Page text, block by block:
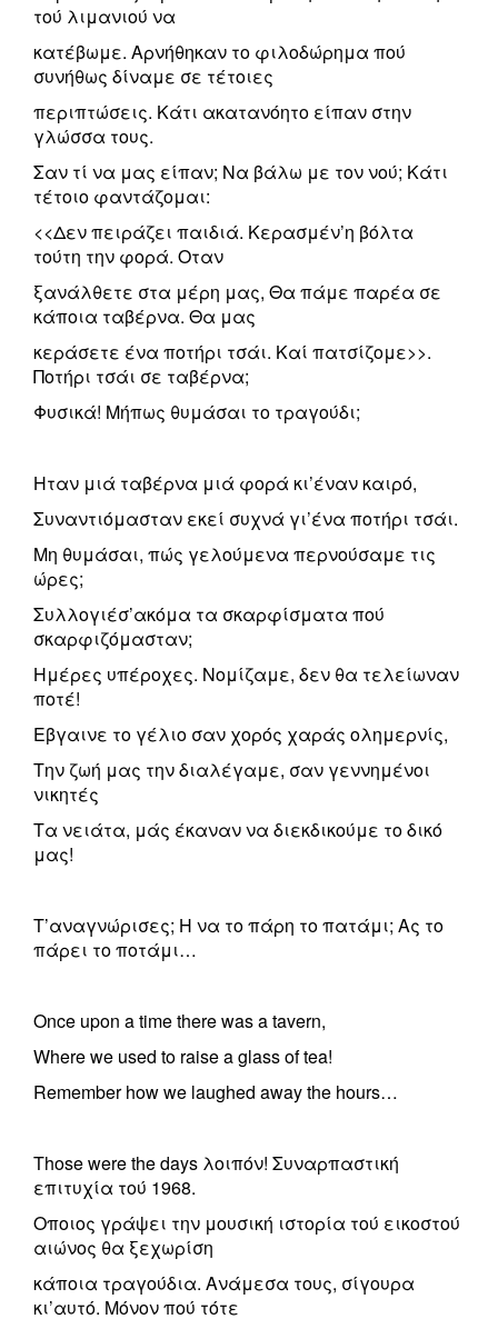
τού λιμανιού να
κατέβωμε. Αρνήθηκαν το φιλοδώρημα πού
συνήθως δίναμε σε τέτοιες
περιπτώσεις. Κάτι ακατανόητο είπαν στην
γλώσσα τους.
Σαν τί να μας είπαν; Να βάλω με τον νού; Κάτι
τέτοιο φαντάζομαι:
<<Δεν πειράζει παιδιά. Κερασμέν’η βόλτα
τούτη την φορά. Οταν
ξανάλθετε στα μέρη μας, Θα πάμε παρέα σε
κάποια ταβέρνα. Θα μας
κεράσετε ένα ποτήρι τσάι. Καί πατσίζομε>>.
Ποτήρι τσάι σε ταβέρνα;
Φυσικά! Μήπως θυμάσαι το τραγούδι;
Ηταν μιά ταβέρνα μιά φορά κι’έναν καιρό,
Συναντιόμασταν εκεί συχνά γι’ένα ποτήρι τσάι.
Μη θυμάσαι, πώς γελούμενα περνούσαμε τις
ώρες;
Συλλογιέσ’ακόμα τα σκαρφίσματα πού
σκαρφιζόμασταν;
Ημέρες υπέροχες. Νομίζαμε, δεν θα τελείωναν
ποτέ!
Εβγαινε το γέλιο σαν χορός χαράς ολημερνίς,
Την ζωή μας την διαλέγαμε, σαν γεννημένοι
νικητές
Τα νειάτα, μάς έκαναν να διεκδικούμε το δικό
μας!
Τ’αναγνώρισες; Η να το πάρη το πατάμι; Ας το
πάρει το ποτάμι…
Once upon a time there was a tavern,
Where we used to raise a glass of tea!
Remember how we laughed away the hours…
Those were the days λοιπόν! Συναρπαστική
επιτυχία τού 1968.
Οποιος γράψει την μουσική ιστορία τού εικοστού
αιώνος θα ξεχωρίση
κάποια τραγούδια. Ανάμεσα τους, σίγουρα
κι’αυτό. Μόνον πού τότε